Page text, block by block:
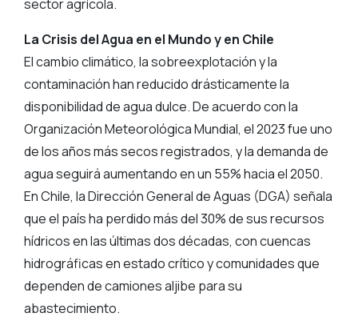
sector agrícola.
La Crisis del Agua en el Mundo y en Chile
El cambio climático, la sobreexplotación y la
contaminación han reducido drásticamente la
disponibilidad de agua dulce. De acuerdo con la
Organización Meteorológica Mundial, el 2023 fue uno
de los años más secos registrados, y la demanda de
agua seguirá aumentando en un 55% hacia el 2050.
En Chile, la Dirección General de Aguas (DGA) señala
que el país ha perdido más del 30% de sus recursos
hídricos en las últimas dos décadas, con cuencas
hidrográficas en estado crítico y comunidades que
dependen de camiones aljibe para su
abastecimiento.